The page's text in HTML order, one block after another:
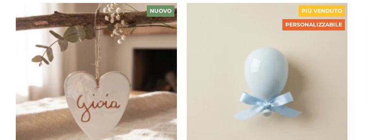
NUOVO
PIÙ VENDUTO
PERSONALIZZABILE